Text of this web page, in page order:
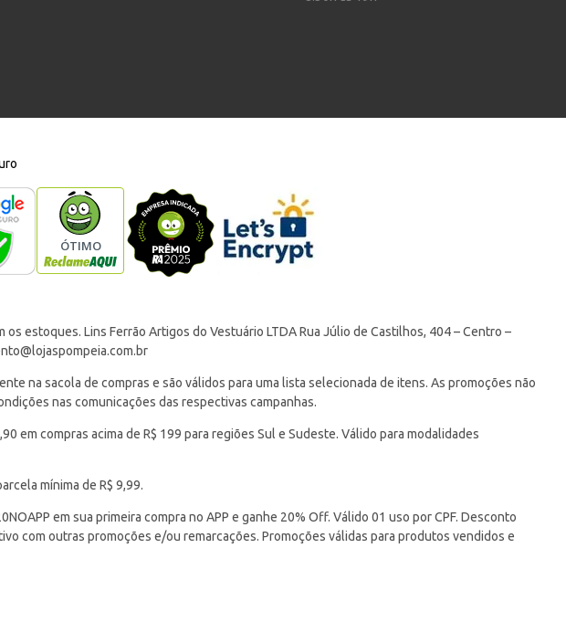
estoques. Lins Ferrão Artigos do Vestuário LTDA Rua Júlio de Castilhos, 404 – Centro –
na sacola de compras e são válidos para uma lista selecionada de itens. As promoções não
nas comunicações das respectivas campanhas.
em compras acima de R$ 199 para regiões Sul e Sudeste. Válido para modalidades
mínima de R$ 9,99.
em sua primeira compra no APP e ganhe 20% Off. Válido 01 uso por CPF. Desconto
com outras promoções e/ou remarcações. Promoções válidas para produtos vendidos e